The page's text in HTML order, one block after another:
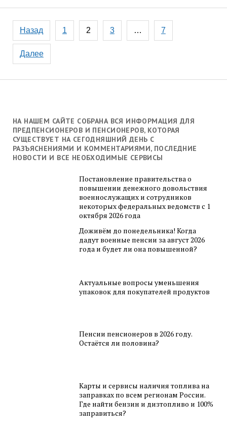
НА НАШЕМ САЙТЕ СОБРАНА ВСЯ ИНФОРМАЦИЯ ДЛЯ
ПРЕДПЕНСИОНЕРОВ И ПЕНСИОНЕРОВ, КОТОРАЯ
СУЩЕСТВУЕТ НА СЕГОДНЯШНИЙ ДЕНЬ С
РАЗЪЯСНЕНИЯМИ И КОММЕНТАРИЯМИ, ПОСЛЕДНИЕ
НОВОСТИ И ВСЕ НЕОБХОДИМЫЕ СЕРВИСЫ
Постановление правительства о
повышении денежного довольствия
военнослужащих и сотрудников
некоторых федеральных ведомств с 1
октября 2026 года
Доживём до понедельника! Когда
дадут военные пенсии за август 2026
года и будет ли она повышенной?
Актуальные вопросы уменьшения
упаковок для покупателей продуктов
Пенсии пенсионеров в 2026 году.
Остаётся ли половина?
Карты и сервисы наличия топлива на
заправках по всем регионам России.
Где найти бензин и дизтопливо и 100%
заправиться?
Навигация
по
записям
Назад 1 2 3 … 7
Далее